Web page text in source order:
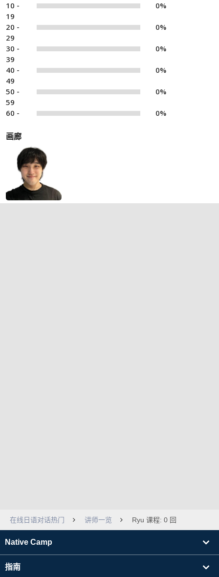
10 -
19
0%
20 -
29
0%
30 -
39
0%
40 -
49
0%
50 -
59
0%
60 - 0%
画廊
在线日语对话热门 讲师一览 Ryu 课程: 0 回
Native Camp
指南